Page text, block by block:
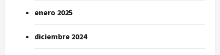
enero 2025
diciembre 2024